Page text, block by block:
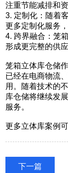
注重节能减排和
3. 定制化：随着
更多定制化服务
4. 跨界融合：笼
形成更完整的供
笼箱立体库仓储
已经在电商物流
用。随着技术的
库仓储将继续发
服务。
更多立体库案例
下一篇